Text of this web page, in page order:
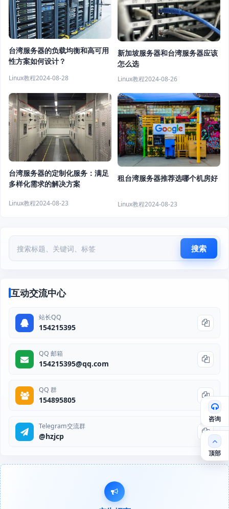
台湾服务器的负载均衡和高可用
性方案如何设计？
Linux教程2024-08-28
新加坡服务器和台湾服务器应该
怎么选
Linux教程2024-08-26
台湾服务器的定制化服务：满足
多样化需求的解决方案
Linux教程2024-08-23
租台湾服务器推荐选哪个机房好
Linux教程2024-08-23
搜索
互动交流中心
站长QQ
154215395
QQ 邮箱
154215395@qq.com
QQ 群
154895805
Telegram交流群
@hzjcp
咨询
顶部